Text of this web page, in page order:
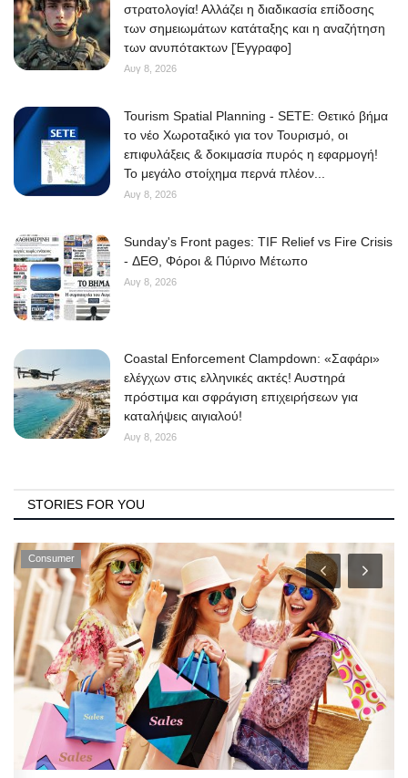
στρατολογία! Αλλάζει η διαδικασία επίδοσης
των σημειωμάτων κατάταξης και η αναζήτηση
των ανυπότακτων [Έγγραφο]
Αυγ 8, 2026
Tourism Spatial Planning - SETE: Θετικό βήμα
το νέο Χωροταξικό για τον Τουρισμό, οι
επιφυλάξεις & δοκιμασία πυρός η εφαρμογή!
Το μεγάλο στοίχημα περνά πλέον...
Αυγ 8, 2026
Sunday's Front pages: TIF Relief vs Fire Crisis
- ΔΕΘ, Φόροι & Πύρινο Μέτωπο
Αυγ 8, 2026
Coastal Enforcement Clampdown: «Σαφάρι»
ελέγχων στις ελληνικές ακτές! Αυστηρά
πρόστιμα και σφράγιση επιχειρήσεων για
καταλήψεις αιγιαλού!
Αυγ 8, 2026
STORIES FOR YOU
Consumer